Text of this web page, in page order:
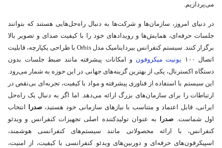
می‌پردازیم.
در دنیای امروز، سازمان‌ها و شرکت‌ها به دنبال راه‌حل‌هایی هستند که بتوانند
جلسات حرفه‌ای، همایش‌ها و رویدادهای خود را با کیفیت صدای و تصویر بالا
برگزار کنند. سیستم کنفرانس بیرداینامیک مدل Orbis با طراحی یکپارچه، قابلیت
اتصال ۱۰۰
یونیت میکروفون و امکانات پیشرفته مانند ضبط جلسات بدون
دستگاه اکسترنال، یکی از بهترین گزینه‌های جهانی در این حوزه به شمار می‌رود.
این سیستم با استفاده از فناوری پیشرفته و مواد با کیفیت، تجربه‌ای بی‌نقص در
ارتباطات را برای سازمان‌های بزرگ ارائه می‌دهد. اما اگر به دنبال یک راه‌حل
ایرانی، قابل اعتماد و متناسب با نیازهای سازمانی خود هستید،صدرا انتخاب
اول شماست. صدرا به عنوان تولیدکننده اصلی تجهیزات کنفرانس و ویدئو
کنفرانس، با ارائه محصولاتی مانند سیستم‌های کنفرانسی هوشمند،
اسپیکرفون‌های حرفه‌ای و دوربین‌های ویدئو کنفرانسی با کیفیت، از امنیت،